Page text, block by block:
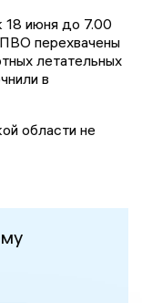
18 июня до 7.00
перехвачены
летательных
в
области не